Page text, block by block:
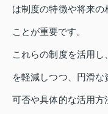
は制度の特徴や将来
ことが重要です。
これらの制度を活用
を軽減しつつ、円滑
可否や具体的な活用